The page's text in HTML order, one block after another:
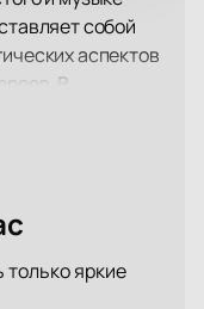
собой
аспектов
В
Б. Эйфмана
драмы
яркие